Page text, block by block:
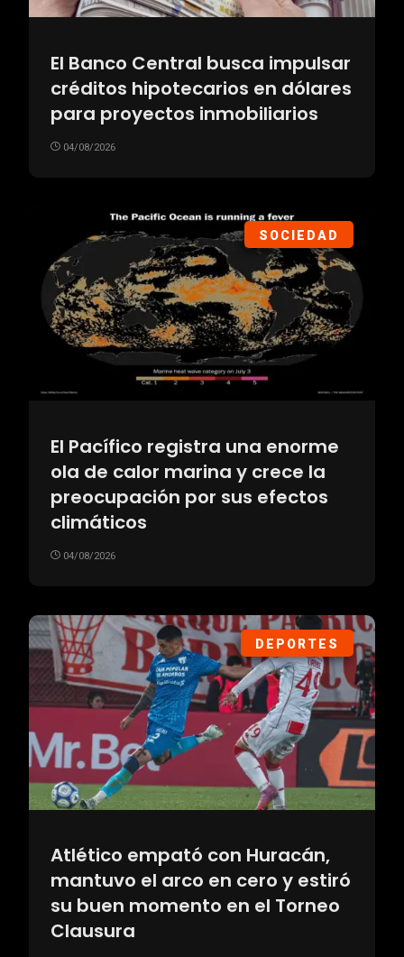
El Banco Central busca impulsar
créditos hipotecarios en dólares
para proyectos inmobiliarios
04/08/2026
SOCIEDAD
El Pacífico registra una enorme
ola de calor marina y crece la
preocupación por sus efectos
climáticos
04/08/2026
DEPORTES
Atlético empató con Huracán,
mantuvo el arco en cero y estiró
su buen momento en el Torneo
Clausura